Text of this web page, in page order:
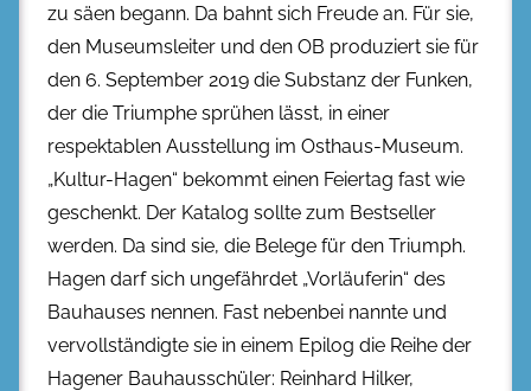
zu säen begann. Da bahnt sich Freude an. Für sie,
den Museumsleiter und den OB produziert sie für
den 6. September 2019 die Substanz der Funken,
der die Triumphe sprühen lässt, in einer
respektablen Ausstellung im Osthaus-Museum.
„Kultur-Hagen“ bekommt einen Feiertag fast wie
geschenkt. Der Katalog sollte zum Bestseller
werden. Da sind sie, die Belege für den Triumph.
Hagen darf sich ungefährdet „Vorläuferin“ des
Bauhauses nennen. Fast nebenbei nannte und
vervollständigte sie in einem Epilog die Reihe der
Hagener Bauhausschüler: Reinhard Hilker,